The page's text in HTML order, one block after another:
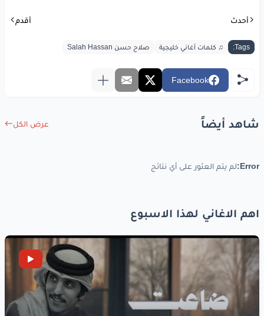
أحدث أقدم
Tags: ♫ كلمات أغاني خليجية صلاح حسن Salah Hassan
Facebook
شاهد أيضاً عرض الكل
Error: لم يتم العثور على أي نتائج
اهم الاغاني لهذا الاسبوع